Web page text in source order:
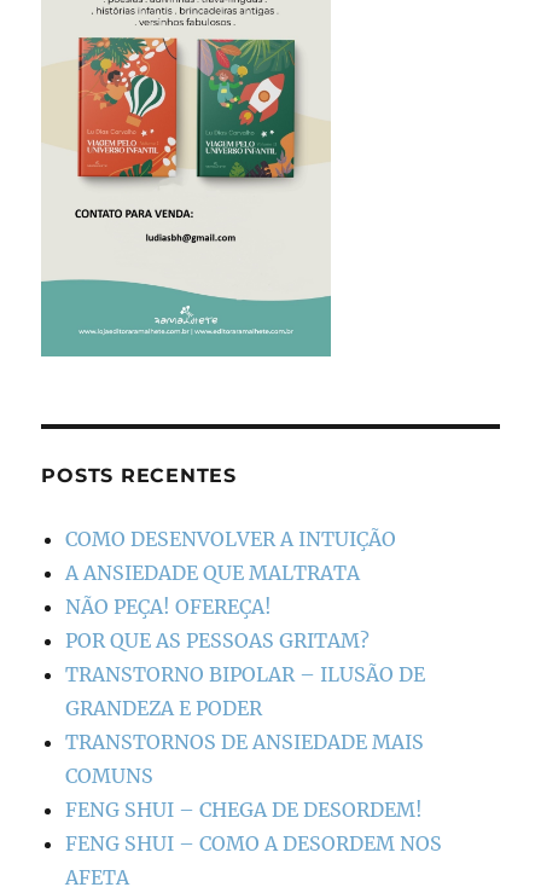
POSTS RECENTES
COMO DESENVOLVER A INTUIÇÃO
A ANSIEDADE QUE MALTRATA
NÃO PEÇA! OFEREÇA!
POR QUE AS PESSOAS GRITAM?
TRANSTORNO BIPOLAR – ILUSÃO DE
GRANDEZA E PODER
TRANSTORNOS DE ANSIEDADE MAIS
COMUNS
FENG SHUI – CHEGA DE DESORDEM!
FENG SHUI – COMO A DESORDEM NOS
AFETA